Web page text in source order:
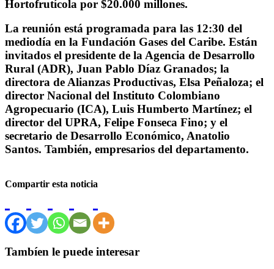
Hortofrutícola por $20.000 millones.
La reunión está programada para las 12:30 del
mediodía en la Fundación Gases del Caribe. Están
invitados el presidente de la Agencia de Desarrollo
Rural (ADR), Juan Pablo Díaz Granados; la
directora de Alianzas Productivas, Elsa Peñaloza; el
director Nacional del Instituto Colombiano
Agropecuario (ICA), Luis Humberto Martínez; el
director del UPRA, Felipe Fonseca Fino; y el
secretario de Desarrollo Económico, Anatolio
Santos. También, empresarios del departamento.
Compartir esta noticia
Tambíen le puede interesar